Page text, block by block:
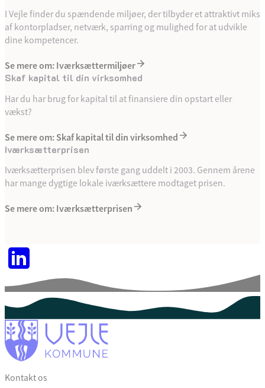
I Vejle finder du spændende miljøer, der tilbyder et attraktivt miks
af kontorpladser, netværk, sparring og mulighed for at udvikle
dine kompetencer.
Se mere om: Iværksættermiljøer
Skaf kapital til din virksomhed
Har du har brug for kapital til at finansiere din opstart eller
vækst?
Se mere om: Skaf kapital til din virksomhed
Iværksætterprisen
Iværksætterprisen blev første gang uddelt i 2003. Gennem årene
har mange dygtige lokale iværksættere modtaget prisen.
Se mere om: Iværksætterprisen
Kontakt os